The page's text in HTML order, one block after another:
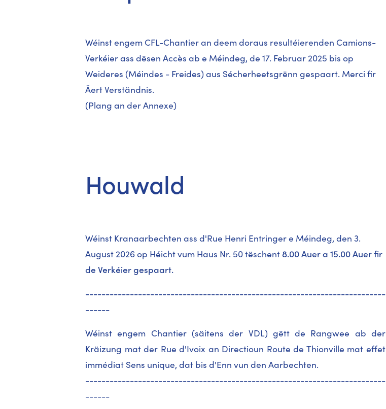
Wéinst engem CFL-Chantier an deem doraus resultéierenden Camions-
Verkéier ass dësen Accès ab e Méindeg, de 17. Februar 2025 bis op
Weideres (Méindes - Freides) aus Sécherheetsgrënn gespaart. Merci fir
Äert Verständnis.
(Plang an der Annexe)
Houwald
Wéinst Kranaarbechten ass d'Rue Henri Entringer e Méindeg, den 3.
August 2026 op Héicht vum Haus Nr. 50 tëschent8.00 Auer a 15.00 Auer fir
de Verkéier gespaart.
--------------------------------------------------------------------------
------
Wéinst engem Chantier (säitens der VDL) gëtt de Rangwee ab der
Kräizung mat der Rue d'Ivoix an Directioun Route de Thionville mat effet
immédiat Sens unique, dat bis d'Enn vun den Aarbechten.
--------------------------------------------------------------------------
------